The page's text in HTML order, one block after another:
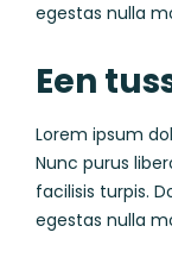
egestas nulla
Een
Lorem ipsum
Nunc purus
facilisis turpis.
egestas nulla